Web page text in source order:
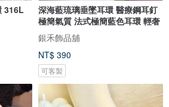
316L
深海藍琉璃垂墜耳環 醫療鋼耳釘
極簡氣質 法式極簡藍色耳環 輕奢
銀禾飾品舖
NT$ 390
可客製